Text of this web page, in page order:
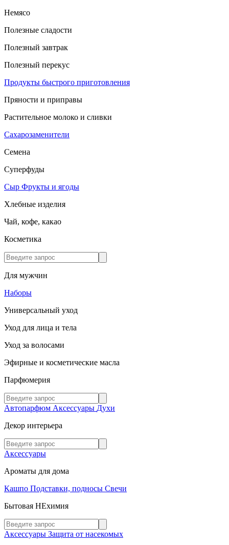
Немясо
Полезные сладости
Полезный завтрак
Полезный перекус
Продукты быстрого приготовления
Пряности и приправы
Растительное молоко и сливки
Сахарозаменители
Семена
Суперфуды
Сыр Фрукты и ягоды
Хлебные изделия
Чай, кофе, какао
Косметика
Для мужчин
Наборы
Универсальный уход
Уход для лица и тела
Уход за волосами
Эфирные и косметические масла
Парфюмерия
Автопарфюм Аксессуары Духи
Декор интерьера
Аксессуары
Ароматы для дома
Кашпо Подставки, подносы Свечи
Бытовая НЕхимия
Аксессуары Защита от насекомых